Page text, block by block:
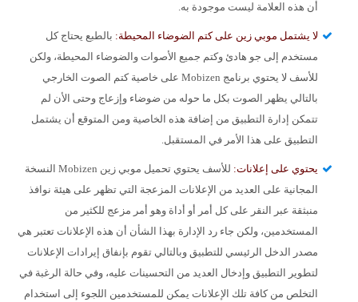
أن هذه العلامة ليست موجودة به.
لا يشتمل موبي زين على كتم الضوضاء المحيطة: بالطبع يحتاج كل
مستخدم إلى جو هادئ وكتم جميع الأصوات والضوضاء المحيطة، ولكن
للأسف لا يحتوي برنامج Mobizen على خاصية كتم الصوت الخارجي
بالتالي يظهر الصوت بكل ما حوله من ضوضاء وإزعاج وحتى الأن لم
تتمكن إدارة التطبيق من إضافة هذه الخاصية ومن المتوقع أن يشتمل
التطبيق على هذا الأمر في المستقبل.
يحتوي على إعلانات:
للأسف يحتوي تحميل موبي زين Mobizen النسخة
المجانية على العديد من الإعلانات المزعجة التي تظهر على هيئة نوافذ
منبثقة عبر النقر على كل أمر أو أداة وهو أمر مزعج للكثير من
المستخدمين، ولكن جاء رد الإدارة بهذا الشأن أن هذه الإعلانات تعتبر هي
مصدر الدخل الرئيسي للتطبيق وبالتالي تقوم بإنفاق إيرادات الإعلانات
لتطوير التطبيق وإدخال العديد من التحسينات عليه، وفي حالة الرغبة في
التخلص من كافة تلك الإعلانات يمكن للمستخدمين اللجوء إلى استخدام